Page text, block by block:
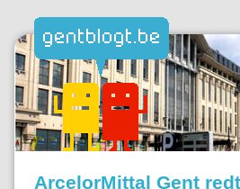
ArcelorMittal Gent